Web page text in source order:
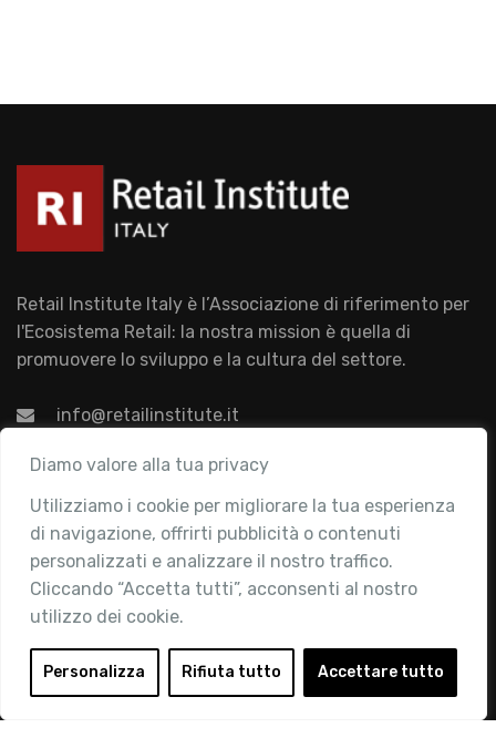
Diamo valore alla tua privacy
Utilizziamo i cookie per migliorare la tua esperienza
di navigazione, offrirti pubblicità o contenuti
personalizzati e analizzare il nostro traffico.
Cliccando “Accetta tutti”, acconsenti al nostro
utilizzo dei cookie.
Personalizza Rifiuta tutto Accettare tutto
Retail Institute Italy è l’Associazione di riferimento per
l'Ecosistema Retail: la nostra mission è quella di
promuovere lo sviluppo e la cultura del settore.
info@retailinstitute.it
Associazione
Chi siamo
Attività
Contatti
Area Riservata
Login
Diventa Socio